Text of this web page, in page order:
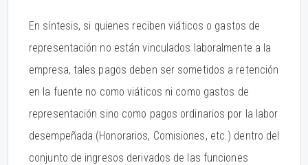
En síntesis, si quienes reciben viáticos o gastos de
representación no están vinculados laboralmente a la
empresa, tales pagos deben ser sometidos a retención
en la fuente no como viáticos ni como gastos de
representación sino como pagos ordinarios por la labor
desempeñada (Honorarios, Comisiones, etc.) dentro del
conjunto de ingresos derivados de las funciones